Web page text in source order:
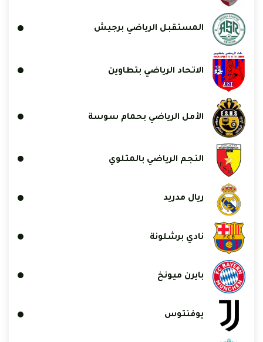
المستقبل الرياضي برجيش
الاتحاد الرياضي بتطاوين
الأمل الرياضي بحمام سوسة
النجم الرياضي بالمتلوي
ريال مدريد
نادي برشلونة
بايرن ميونخ
يوفنتوس